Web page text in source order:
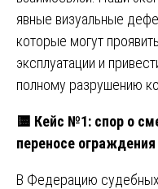
явные визуальные
которые могут
эксплуатации и
полному разрушению
🟨 Кейс №1: спор о
переносе ограждения
В Федерацию судебных